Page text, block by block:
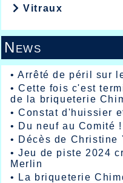
Vitraux
News
•Arrêté de péril sur
•Cette fois c'est
de la briqueterie
•Constat d'huissier
• Du neuf au Comité !
• Décès de Christine
•Jeu de piste 2024
Merlin
•
La briqueterie